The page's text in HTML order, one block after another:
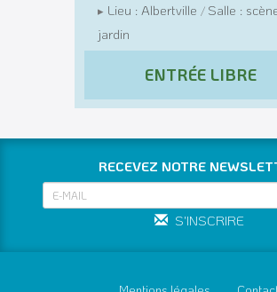
▸ Lieu : Albertville / Salle :
jardin
ENTRÉE LIBRE
RECEVEZ NOTRE
S'INSCRIRE